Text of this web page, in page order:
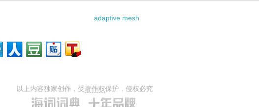
adaptive mesh
以上内容独家创作，受著作权保护，侵权必究